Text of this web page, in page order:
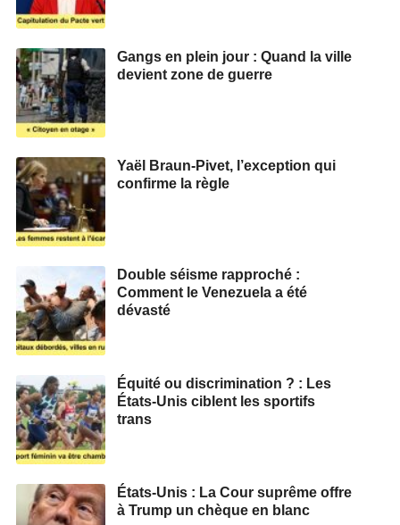
Gangs en plein jour : Quand la ville
devient zone de guerre
Yaël Braun-Pivet, l’exception qui
confirme la règle
Double séisme rapproché :
Comment le Venezuela a été
dévasté
Équité ou discrimination ? : Les
États-Unis ciblent les sportifs
trans
États-Unis : La Cour suprême offre
à Trump un chèque en blanc